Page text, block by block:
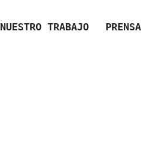
NUESTRO TRABAJO PRENSA